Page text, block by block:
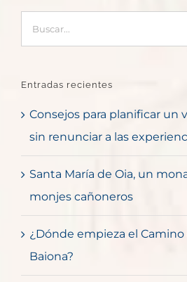
Entradas recientes
Consejos para planificar un
sin renunciar a las
Santa María de Oia, un
monjes cañoneros
¿Dónde empieza el
Baiona?